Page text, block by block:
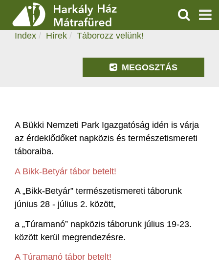
ÁRAK, NYITVATARTÁS
KERESÉS
TÁBOROZZ VELÜNK!
2021.05.11. 09:56
Index Hírek Táborozz velünk!
MEGOSZTÁS
A Bükki Nemzeti Park Igazgatóság idén is várja
az érdeklődőket napközis és természetismereti
táboraiba.
A Bikk-Betyár tábor betelt!
A „Bikk-Betyár” természetismereti táborunk
június 28 - július 2. között,
a „Túramanó” napközis táborunk július 19-23.
között kerül megrendezésre.
A Túramanó tábor betelt!